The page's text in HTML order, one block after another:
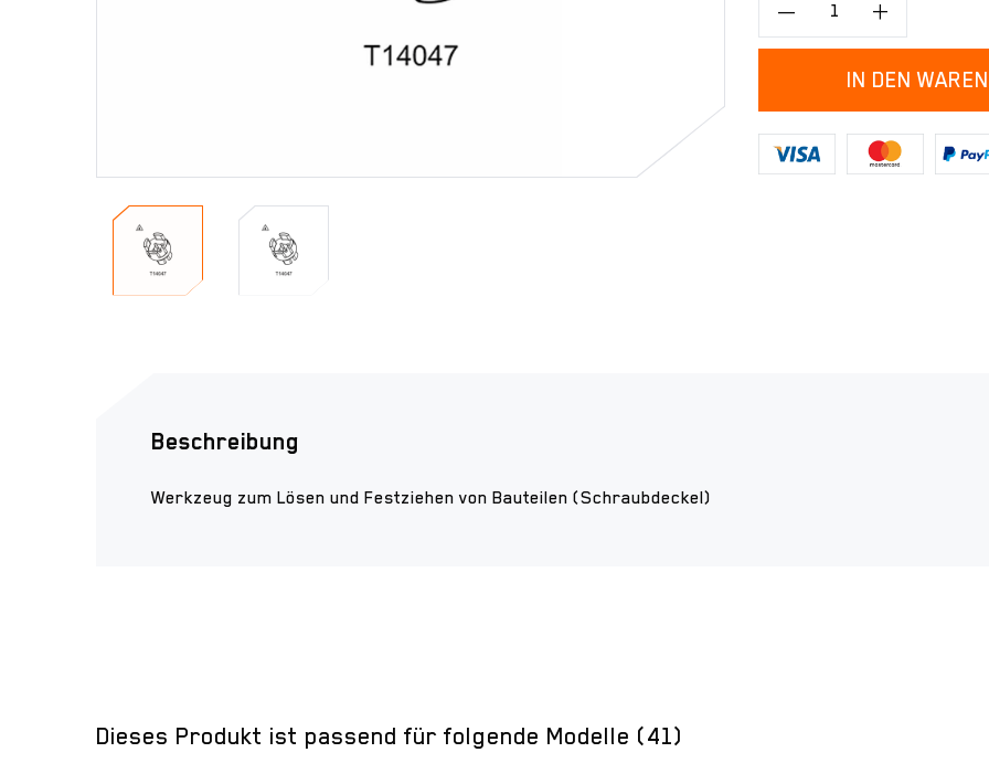
IN DEN
Beschreibung
Werkzeug zum Lösen und Festziehen von Bauteilen (Schraubdeckel)
Dieses Produkt ist passend für folgende Modelle (41)